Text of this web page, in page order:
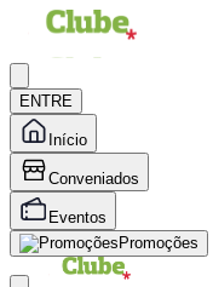
ENTRE
Início
Conveniados
Eventos
Promoções